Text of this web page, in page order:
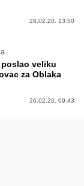
28.02.20. 13:50
veliku
za Oblaka
26.02.20. 09:43